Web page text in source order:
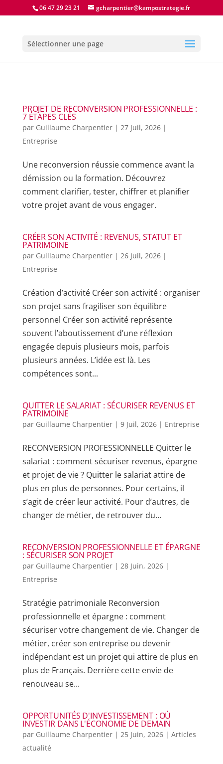
06 47 29 23 21 gcharpentier@kampostrategie.fr
Sélectionner une page
PROJET DE RECONVERSION PROFESSIONNELLE :
7 ÉTAPES CLÉS
par Guillaume Charpentier| 27 Juil, 2026|
Entreprise
Une reconversion réussie commence avant la
démission ou la formation. Découvrez
comment clarifier, tester, chiffrer et planifier
votre projet avant de vous engager.
CRÉER SON ACTIVITÉ : REVENUS, STATUT ET
PATRIMOINE
par Guillaume Charpentier| 26 Juil, 2026|
Entreprise
Création d’activité Créer son activité : organiser
son projet sans fragiliser son équilibre
personnel Créer son activité représente
souvent l’aboutissement d’une réflexion
engagée depuis plusieurs mois, parfois
plusieurs années. L’idée est là. Les
compétences sont...
QUITTER LE SALARIAT : SÉCURISER REVENUS ET
PATRIMOINE
par Guillaume Charpentier| 9 Juil, 2026| Entreprise
RECONVERSION PROFESSIONNELLE Quitter le
salariat : comment sécuriser revenus, épargne
et projet de vie ? Quitter le salariat attire de
plus en plus de personnes. Pour certains, il
s’agit de créer leur activité. Pour d’autres, de
changer de métier, de retrouver du...
RECONVERSION PROFESSIONNELLE ET ÉPARGNE
: SÉCURISER SON PROJET
par Guillaume Charpentier| 28 Juin, 2026|
Entreprise
Stratégie patrimoniale Reconversion
professionnelle et épargne : comment
sécuriser votre changement de vie. Changer de
métier, créer son entreprise ou devenir
indépendant est un projet qui attire de plus en
plus de Français. Derrière cette envie de
renouveau se...
OPPORTUNITÉS D'INVESTISSEMENT : OÙ
INVESTIR DANS L'ÉCONOMIE DE DEMAIN
par Guillaume Charpentier| 25 Juin, 2026| Articles
actualité